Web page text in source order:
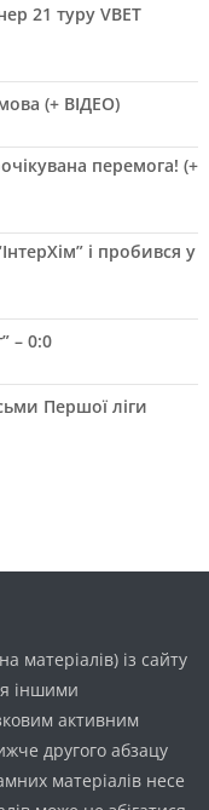
21 туру VBET
(+ ВІДЕО)
перемога! (+
і пробився у
– 0:0
Першої ліги
матеріалів) із сайту
іншими
активним
другого абзацу
матеріалів несе